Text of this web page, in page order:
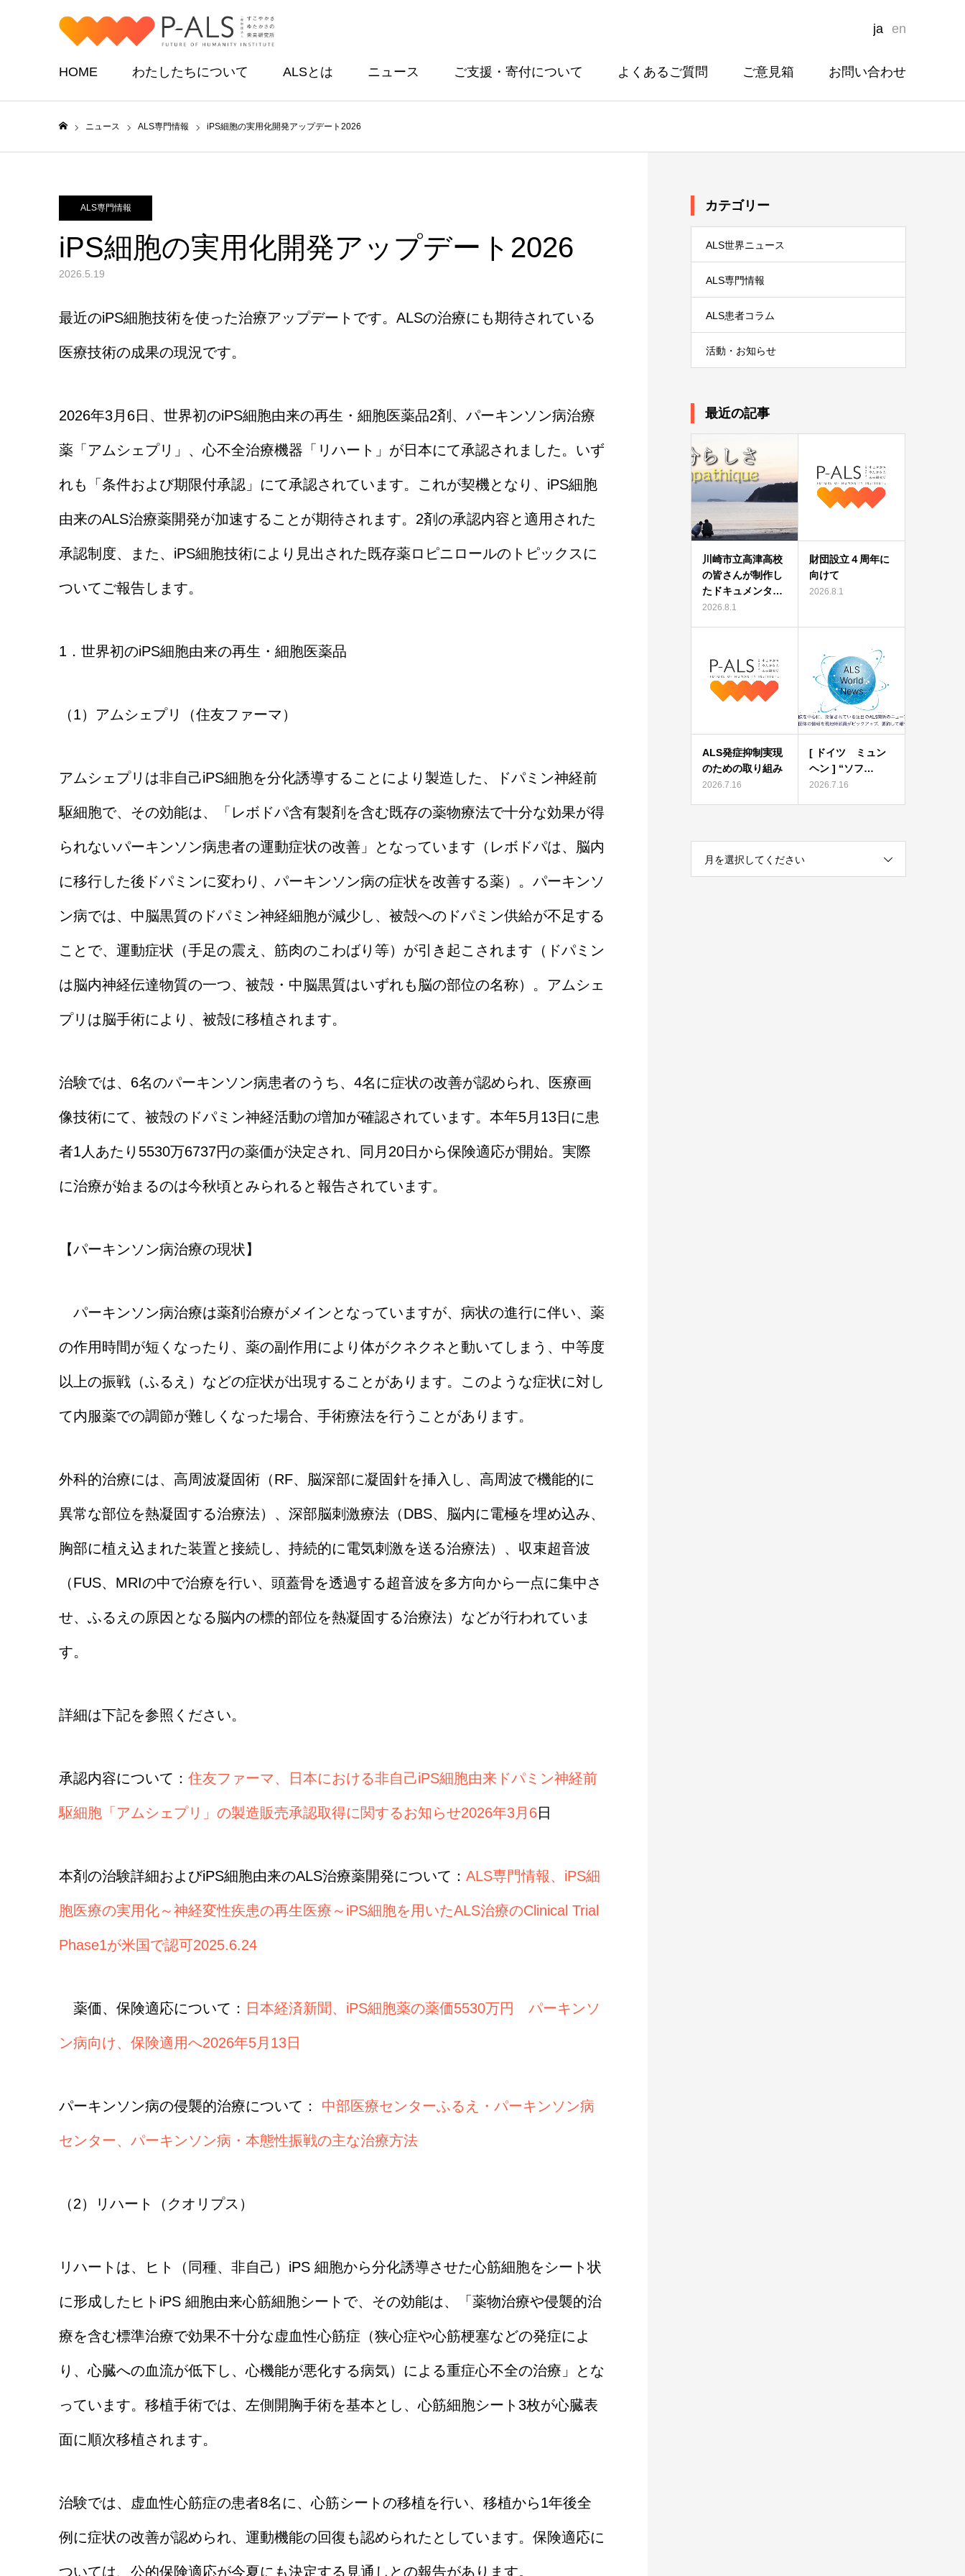
HOME わたしたちについて ALSとは ニュース ご支援・寄付について よくあるご質問 ご意見箱 お問い合わせ
ja en
ニュース ALS専門情報 iPS細胞の実用化開発アップデート2026
ALS専門情報
iPS細胞の実用化開発アップデート2026
2026.5.19
最近のiPS細胞技術を使った治療アップデートです。ALSの治療にも期待されている
医療技術の成果の現況です。
2026年3月6日、世界初のiPS細胞由来の再生・細胞医薬品2剤、パーキンソン病治療
薬「アムシェプリ」、心不全治療機器「リハート」が日本にて承認されました。いず
れも「条件および期限付承認」にて承認されています。これが契機となり、iPS細胞
由来のALS治療薬開発が加速することが期待されます。2剤の承認内容と適用された
承認制度、また、iPS細胞技術により見出された既存薬ロピニロールのトピックスに
ついてご報告します。
1．世界初のiPS細胞由来の再生・細胞医薬品
（1）アムシェプリ（住友ファーマ）
アムシェプリは非自己iPS細胞を分化誘導することにより製造した、ドパミン神経前
駆細胞で、その効能は、「レボドパ含有製剤を含む既存の薬物療法で十分な効果が得
られないパーキンソン病患者の運動症状の改善」となっています（レボドパは、脳内
に移行した後ドパミンに変わり、パーキンソン病の症状を改善する薬）。パーキンソ
ン病では、中脳黒質のドパミン神経細胞が減少し、被殻へのドパミン供給が不足する
ことで、運動症状（手足の震え、筋肉のこわばり等）が引き起こされます（ドパミン
は脳内神経伝達物質の一つ、被殻・中脳黒質はいずれも脳の部位の名称）。アムシェ
プリは脳手術により、被殻に移植されます。
治験では、6名のパーキンソン病患者のうち、4名に症状の改善が認められ、医療画
像技術にて、被殻のドパミン神経活動の増加が確認されています。本年5月13日に患
者1人あたり5530万6737円の薬価が決定され、同月20日から保険適応が開始。実際
に治療が始まるのは今秋頃とみられると報告されています。
【パーキンソン病治療の現状】
パーキンソン病治療は薬剤治療がメインとなっていますが、病状の進行に伴い、薬
の作用時間が短くなったり、薬の副作用により体がクネクネと動いてしまう、中等度
以上の振戦（ふるえ）などの症状が出現することがあります。このような症状に対し
て内服薬での調節が難しくなった場合、手術療法を行うことがあります。
外科的治療には、高周波凝固術（RF、脳深部に凝固針を挿入し、高周波で機能的に
異常な部位を熱凝固する治療法）、深部脳刺激療法（DBS、脳内に電極を埋め込み、
胸部に植え込まれた装置と接続し、持続的に電気刺激を送る治療法）、収束超音波
（FUS、MRIの中で治療を行い、頭蓋骨を透過する超音波を多方向から一点に集中さ
せ、ふるえの原因となる脳内の標的部位を熱凝固する治療法）などが行われていま
す。
詳細は下記を参照ください。
承認内容について： 住友ファーマ、日本における非自己iPS細胞由来ドパミン神経前
駆細胞「アムシェプリ」の製造販売承認取得に関するお知らせ2026年3月6日
本剤の治験詳細およびiPS細胞由来のALS治療薬開発について： ALS専門情報、iPS細
胞医療の実用化～神経変性疾患の再生医療～iPS細胞を用いたALS治療のClinical Trial
Phase1が米国で認可2025.6.24
薬価、保険適応について： 日本経済新聞、iPS細胞薬の薬価5530万円 パーキンソ
ン病向け、保険適用へ2026年5月13日
パーキンソン病の侵襲的治療について： 中部医療センターふるえ・パーキンソン病
センター、パーキンソン病・本態性振戦の主な治療方法
（2）リハート（クオリプス）
リハートは、ヒト（同種、非自己）iPS 細胞から分化誘導させた心筋細胞をシート状
に形成したヒトiPS 細胞由来心筋細胞シートで、その効能は、「薬物治療や侵襲的治
療を含む標準治療で効果不十分な虚血性心筋症（狭心症や心筋梗塞などの発症によ
り、心臓への血流が低下し、心機能が悪化する病気）による重症心不全の治療」とな
っています。移植手術では、左側開胸手術を基本とし、心筋細胞シート3枚が心臓表
面に順次移植されます。
治験では、虚血性心筋症の患者8名に、心筋シートの移植を行い、移植から1年後全
例に症状の改善が認められ、運動機能の回復も認められたとしています。保険適応に
ついては、公的保険適応が今夏にも決定する見通しとの報告があります。
カテゴリー
ALS世界ニュース
ALS専門情報
ALS患者コラム
活動・お知らせ
最近の記事
川崎市立高津高校
の皆さんが制作し
たドキュメンタ…
2026.8.1
財団設立４周年に
向けて
2026.8.1
ALS発症抑制実現
のための取り組み
2026.7.16
[ ドイツ ミュン
ヘン ] “ソフ…
2026.7.16
月を選択してください